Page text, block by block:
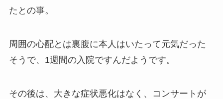
たとの事。
周囲の心配とは裏腹に本人はいたって元気だった
そうで、1週間の入院ですんだようです。
その後は、大きな症状悪化はなく、コンサートが